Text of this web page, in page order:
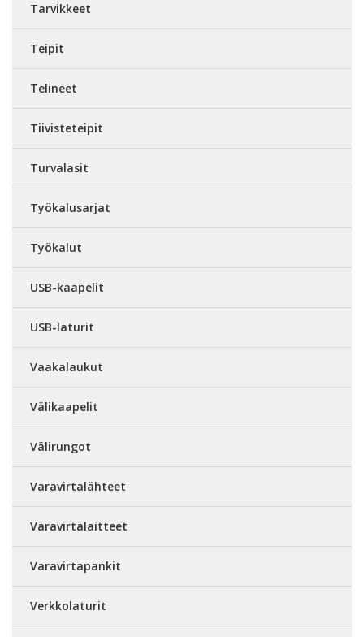
Tarvikkeet
Teipit
Telineet
Tiivisteteipit
Turvalasit
Työkalusarjat
Työkalut
USB-kaapelit
USB-laturit
Vaakalaukut
Välikaapelit
Välirungot
Varavirtalähteet
Varavirtalaitteet
Varavirtapankit
Verkkolaturit